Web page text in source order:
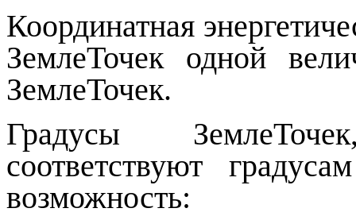
Координатная
ЗемлеТочек одной
ЗемлеТочек.
Градусы
соответствуют
возможность: